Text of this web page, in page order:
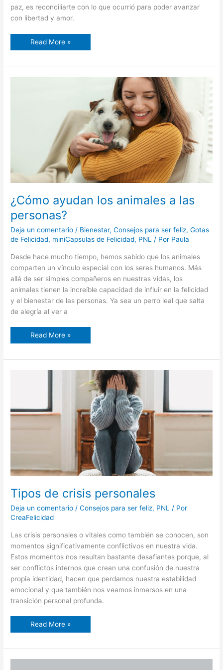
paz, es reconciliarte con lo que ocurrió para poder avanzar
con libertad y amor.
Read More »
¿Cómo ayudan los animales a las
personas?
Deja un comentario / Bienestar,Consejos para ser feliz,Gotas
de Felicidad, miniCapsulas de Felicidad, PNL / Por Paula
Desde hace mucho tiempo, hemos sabido que los animales
comparten un vínculo especial con los seres humanos. Más
allá de ser simples compañeros en nuestras vidas, los
animales tienen la increíble capacidad de influir en la felicidad
y el bienestar de las personas. Ya sea un perro leal que salta
de alegría al ver a
¿Cómo
Read More »
Tipos de crisis personales
Deja un comentario /Consejos para ser feliz, PNL
/ Por
CreaFelicidad
Las crisis personales o vitales como también se conocen, son
momentos significativamente conflictivos en nuestra vida.
Estos momentos nos resultan bastante desafiantes porque, al
ser conflictos internos que crean una confusión de nuestra
propia identidad, hacen que perdamos nuestra estabilidad
emocional y que también nos veamos inmersos en una
transición personal profunda.
Tipos
Read More »
La